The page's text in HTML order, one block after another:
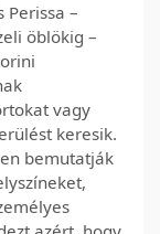
–
öblökig –
vagy
keresik.
bemutatják